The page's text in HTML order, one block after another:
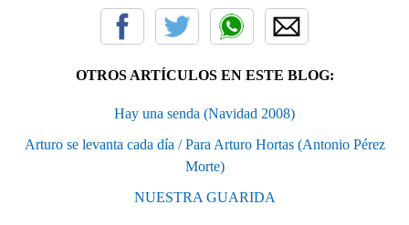
OTROS ARTÍCULOS EN ESTE BLOG:
Hay una senda (Navidad 2008)
Arturo se levanta cada día / Para Arturo Hortas (Antonio Pérez
Morte)
NUESTRA GUARIDA